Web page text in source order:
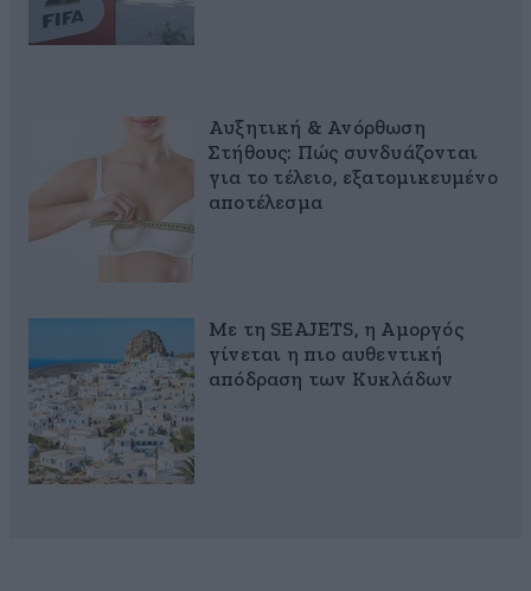
Αυξητική & Ανόρθωση
Στήθους: Πώς συνδυάζονται
για το τέλειο, εξατομικευμένο
αποτέλεσμα
Με τη SEAJETS, η Αμοργός
γίνεται η πιο αυθεντική
απόδραση των Κυκλάδων